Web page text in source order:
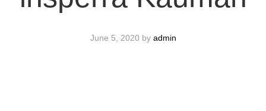
June 5, 2020 by admin